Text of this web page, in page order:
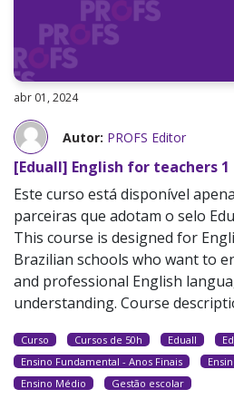
abr 01, 2024
Autor: PROFS Editor
[Eduall] English for teachers 1
Este curso está disponível
parceiras que adotam o selo
This course is designed for
Brazilian schools who want to
and professional English
understanding. Course
Curso Cursos de 50h Eduall
Ensino Fundamental - Anos Finais
Ensino Médio
Gestão escolar